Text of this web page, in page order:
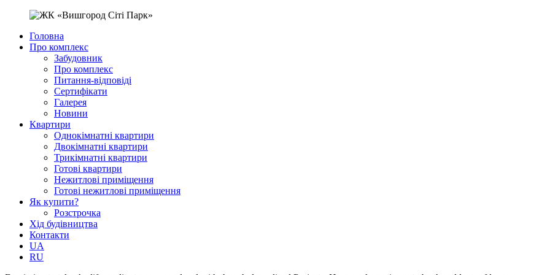
Головна
Про комплекс
Забудовник
Про комплекс
Питання-відповіді
Сертифікати
Галерея
Новини
Квартири
Однокімнатні квартири
Двокімнатні квартири
Трикімнатні квартири
Готові квартири
Нежитлові приміщення
Готові нежитлові приміщення
Як купити?
Розстрочка
Хід будівництва
Контакти
UA
RU